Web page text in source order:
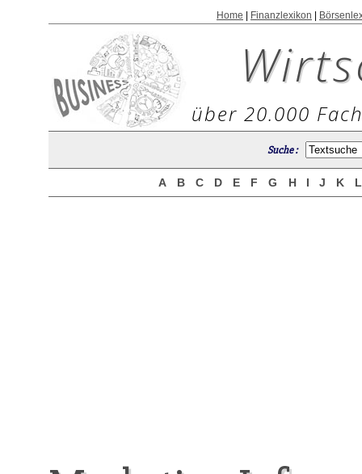
Home Finanzlexikon
über 20.000
Suche :
A B C D E F G H I J K